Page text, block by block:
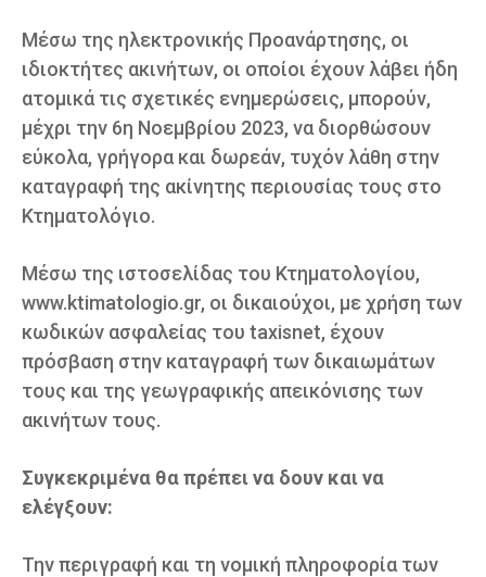
Μέσω της ηλεκτρονικής Προανάρτησης, οι
ιδιοκτήτες ακινήτων, οι οποίοι έχουν λάβει ήδη
ατομικά τις σχετικές ενημερώσεις, μπορούν,
μέχρι την 6η Νοεμβρίου 2023, να διορθώσουν
εύκολα, γρήγορα και δωρεάν, τυχόν λάθη στην
καταγραφή της ακίνητης περιουσίας τους στο
Κτηματολόγιο.
Μέσω της ιστοσελίδας του Κτηματολογίου,
www.ktimatologio.gr, οι δικαιούχοι, με χρήση των
κωδικών ασφαλείας του taxisnet, έχουν
πρόσβαση στην καταγραφή των δικαιωμάτων
τους και της γεωγραφικής απεικόνισης των
ακινήτων τους.
Συγκεκριμένα θα πρέπει να δουν και να
ελέγξουν:
Την περιγραφή και τη νομική πληροφορία των